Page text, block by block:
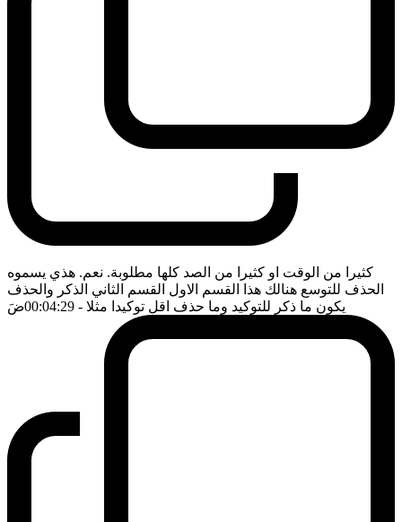
كثيرا من الوقت او كثيرا من الصد كلها مطلوبة. نعم. هذي يسموه
الحذف للتوسع هنالك هذا القسم الاول القسم الثاني الذكر والحذف
يكون ما ذكر للتوكيد وما حذف اقل توكيدا مثلا - 00:04:29 ضَ